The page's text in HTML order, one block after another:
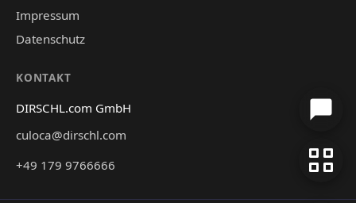
Impressum
Datenschutz
KONTAKT
DIRSCHL.com GmbH
culoca@dirschl.com
+49 179 9766666